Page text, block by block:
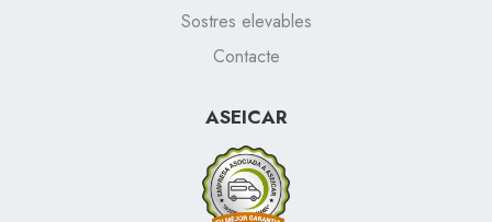
Sostres elevables
Contacte
ASEICAR